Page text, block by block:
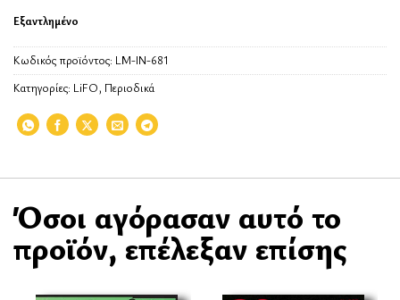
Εξαντλημένο
Κωδικός προϊόντος: LM-IN-681
Κατηγορίες: LiFO, Περιοδικά
Όσοι αγόρασαν αυτό το
προϊόν, επέλεξαν επίσης